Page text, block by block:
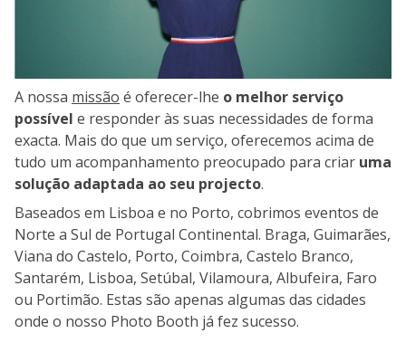
A nossa missão é oferecer-lhe o melhor serviço
possível e responder às suas necessidades de forma
exacta. Mais do que um serviço, oferecemos acima de
tudo um acompanhamento preocupado para criar uma
solução adaptada ao seu projecto.
Baseados em Lisboa e no Porto, cobrimos eventos de
Norte a Sul de Portugal Continental. Braga, Guimarães,
Viana do Castelo, Porto, Coimbra, Castelo Branco,
Santarém, Lisboa, Setúbal, Vilamoura, Albufeira, Faro
ou Portimão. Estas são apenas algumas das cidades
onde o nosso Photo Booth já fez sucesso.